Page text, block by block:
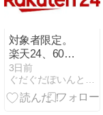
対象者限定。
楽天24、601
円以上のお買
い物で使える
600円OFFク
3日前
ぐだぐだぽいんと日記